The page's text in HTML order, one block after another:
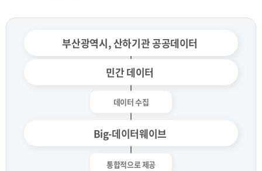
부산광역시, 산하기관 공공데이터
민간 데이터
Big-데이터웨이브